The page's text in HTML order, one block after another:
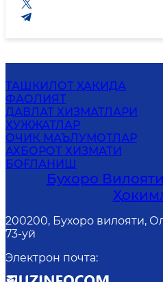
ТАШКИЛОТ ҲАҚИДА
ФАОЛИЯТ
ДАВЛАТ ХИЗМАТЛАРИ
ҲУЖЖАТЛАР
ОЧИҚ МАЪЛУМОТЛАР
АХБОРОТ ХИЗМАТИ
БОҒЛАНИШ
Бухоро
200200, Бухоро вилояти,
73-уй
Электрон почта: